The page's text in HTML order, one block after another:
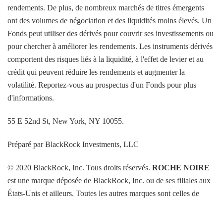
rendements. De plus, de nombreux marchés de titres émergents
ont des volumes de négociation et des liquidités moins élevés. Un
Fonds peut utiliser des dérivés pour couvrir ses investissements ou
pour chercher à améliorer les rendements. Les instruments dérivés
comportent des risques liés à la liquidité, à l'effet de levier et au
crédit qui peuvent réduire les rendements et augmenter la
volatilité. Reportez-vous au prospectus d'un Fonds pour plus
d'informations.
55 E 52nd St, New York, NY 10055.
Préparé par BlackRock Investments, LLC
© 2020 BlackRock, Inc. Tous droits réservés. ROCHE NOIRE
est une marque déposée de BlackRock, Inc. ou de ses filiales aux
États-Unis et ailleurs. Toutes les autres marques sont celles de